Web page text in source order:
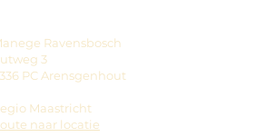
Ravensbosch
3
PC Arensgenhout
Maastricht
naar locatie